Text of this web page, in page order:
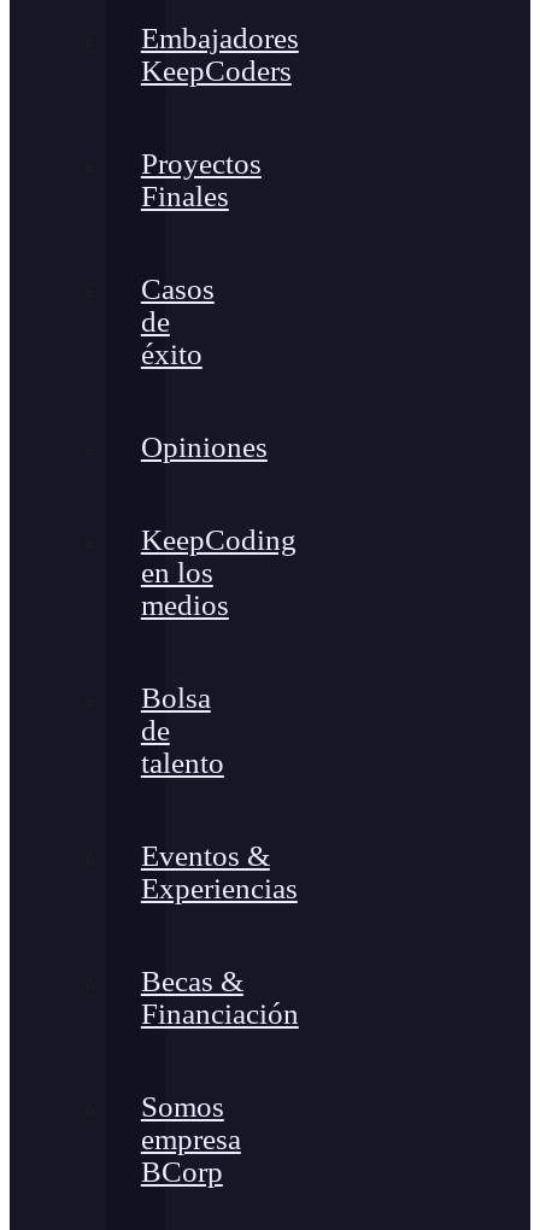
Embajadores
KeepCoders
Proyectos
Finales
Casos
de
éxito
Opiniones
KeepCoding
en los
medios
Bolsa
de
talento
Eventos &
Experiencias
Becas &
Financiación
Somos
empresa
BCorp